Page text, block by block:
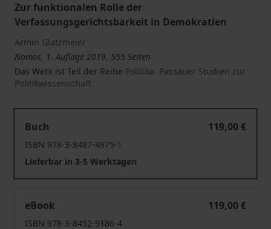
Zur funktionalen Rolle der
Verfassungsgerichtsbarkeit in Demokratien
Armin Glatzmeier
Nomos, 1. Auflage 2019, 555 Seiten
Das Werk ist Teil der Reihe Politika. Passauer Studien zur
Politikwissenschaft
Buch
119,00 €
ISBN 978-3-8487-4975-1
Lieferbar in 3-5 Werktagen
eBook
119,00 €
ISBN 978-3-8452-9186-4